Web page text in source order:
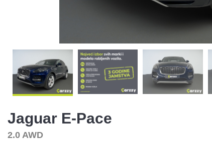
Jaguar E-Pace
2.0 AWD